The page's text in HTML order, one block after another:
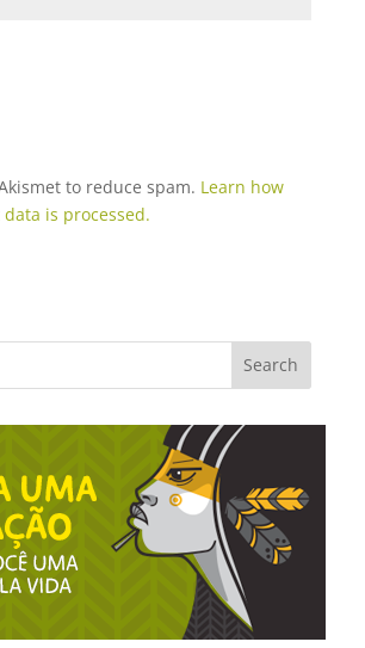
to reduce spam. Learn how
is processed.